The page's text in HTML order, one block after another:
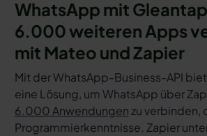
WhatsApp mit
6.000 weiteren Apps
mit Mateo und Zapier
Mit der WhatsApp-Business-API
eine Lösung, um WhatsApp über
6.000 Anwendungenzu verbinden,
Programmierkenntnisse. Zapier